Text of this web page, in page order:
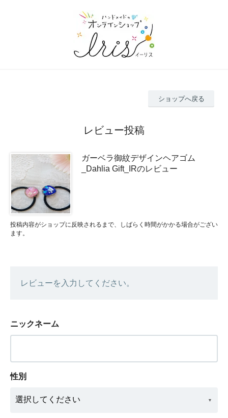
ショップへ戻る
レビュー投稿
ガーベラ御紋デザインヘアゴム
_Dahlia Gift_IRのレビュー
投稿内容がショップに反映されるまで、しばらく時間がかかる場合がござい
ます。
レビューを入力してください。
ニックネーム
性別